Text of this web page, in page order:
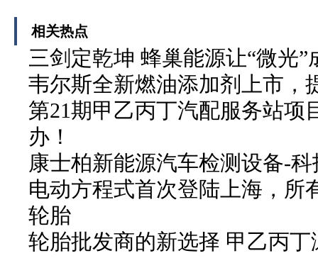
相关热点
三剑定乾坤 蜂巢能源让“微光”
韦尔斯全新燃油添加剂上市，
第21期甲乙丙丁汽配服务站项
办！
康士柏新能源汽车检测设备-
电动方程式首次登陆上海，所
轮胎
轮胎批发商的新选择 甲乙丙